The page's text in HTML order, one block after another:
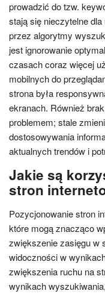
prowadzić do tzw.
stają się nieczytelne
przez algorytmy
jest ignorowanie
czasach coraz więcej
mobilnych do
strona była
ekranach. Również
problemem; stale
dostosowywania
aktualnych trendów i
Jakie są
stron
Pozycjonowanie stron
które mogą znacząco
zwiększenie zasięgu w
widoczności w
zwiększenia ruchu na
wynikach